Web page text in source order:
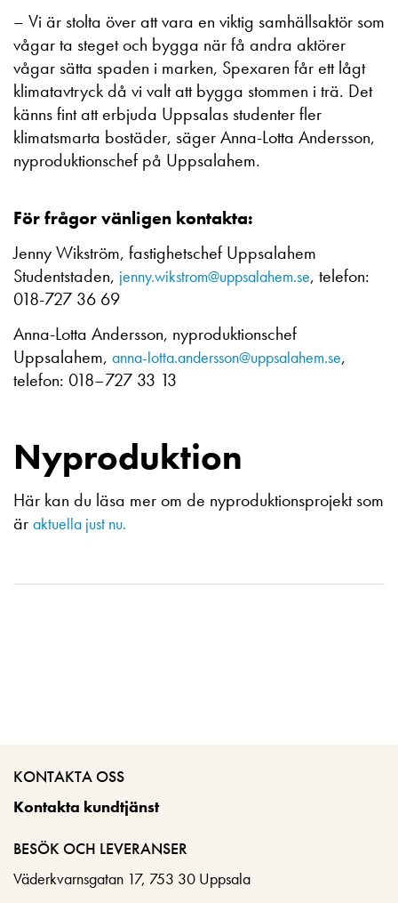
– Vi är stolta över att vara en viktig samhällsaktör som
vågar ta steget och bygga när få andra aktörer
vågar sätta spaden i marken, Spexaren får ett lågt
klimatavtryck då vi valt att bygga stommen i trä. Det
känns fint att erbjuda Uppsalas studenter fler
klimatsmarta bostäder, säger Anna-Lotta Andersson,
nyproduktionschef på Uppsalahem.
För frågor vänligen kontakta:
Jenny Wikström, fastighetschef Uppsalahem
Studentstaden, jenny.wikstrom@uppsalahem.se, telefon:
018-727 36 69
Anna-Lotta Andersson, nyproduktionschef
Uppsalahem, anna-lotta.andersson@uppsalahem.se,
telefon: 018–727 33 13
Nyproduktion
Här kan du läsa mer om de nyproduktionsprojekt som
är aktuella just nu.
KONTAKTA OSS
Kontakta kundtjänst
BESÖK OCH LEVERANSER
Väderkvarnsgatan 17, 753 30 Uppsala